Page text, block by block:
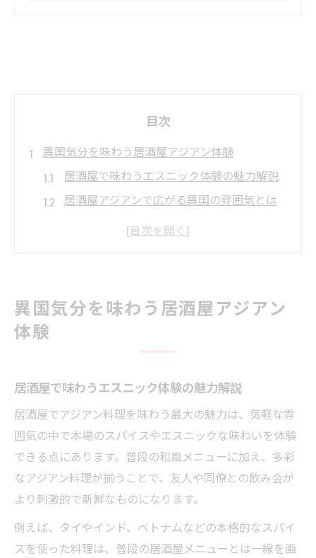
目次
異国気分を味わう居酒屋アジアン体験
居酒屋で味わうエスニック体験の魅力解説
居酒屋アジアンで広がる異国の雰囲気とは
アジアン料理と居酒屋の絶妙な融合を楽し
アジアン料理が彩る居酒屋の夜を満喫
居酒屋で楽しめる本格アジアン料理の定番
特集
エスニック料理で華やぐ居酒屋の夜の魅力
アジアンメニューが豊富な居酒屋の楽しみ
方
居酒屋で堪能できる珍しいアジアン料理紹
介
スパイス香る本格エスニックを居酒屋で堪能
異国気分を味わう居酒屋アジアン
体験
居酒屋で味わうエスニック体験の魅力解説
居酒屋でアジアン料理を味わう最大の魅力は、気軽な雰
囲気の中で本場のスパイスやエスニックな味わいを体験
できる点にあります。普段の和風メニューに加え、多彩
なアジアン料理が揃うことで、友人や同僚との飲み会が
より刺激的で新鮮なものになります。
例えば、タイやインド、ベトナムなどの本格的なスパイ
スを使った料理は、普段の居酒屋メニューとは一線を画